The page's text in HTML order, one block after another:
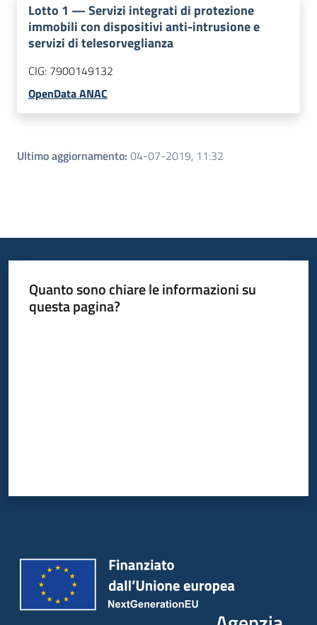
Lotto 1 —Servizi integrati di protezione
immobili con dispositivi anti-intrusione e
servizi di telesorveglianza
CIG: 7900149132
OpenData ANAC
Ultimo aggiornamento: 04-07-2019, 11:32
Quanto sono chiare le informazioni su
questa pagina?